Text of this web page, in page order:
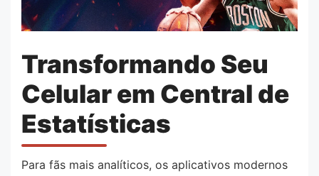
Transformando Seu
Celular em Central de
Estatísticas
Para fãs mais analíticos, os aplicativos modernos